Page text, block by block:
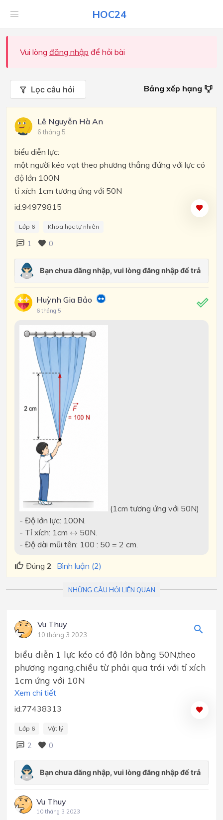
HOC24
Vui lòng đăng nhập để hỏi bài
Lọc câu hỏi Bảng xếp hạng
Lê Nguyễn Hà An
6 tháng 5
biểu diễn lực:
một người kéo vạt theo phương thẳng đứng với lực có
độ lớn 100N
tỉ xích 1cm tương ứng với 50N
id:94979815
Lớp 6 Khoa học tự nhiên
1 0
Huỳnh Gia Bảo
6 tháng 5
(1cm tương ứng với 50N)
- Độ lớn lực: 100N.
- Tỉ xích: 1cm ↔
↔ 50N.
- Độ dài mũi tên: 100 : 50 = 2 cm.
Đúng 2 Bình luận (2)
NHỮNG CÂU HỎI LIÊN QUAN
Vu Thuy
10 tháng 3 2023
biểu diễn 1 lực kéo có độ lớn bằng 50N,theo
phương ngang,chiều từ phải qua trái với tỉ xích
1cm ứng với 10N
Xem chi tiết
id:77438313
Lớp 6 Vật lý
2 0
Vu Thuy
10 tháng 3 2023